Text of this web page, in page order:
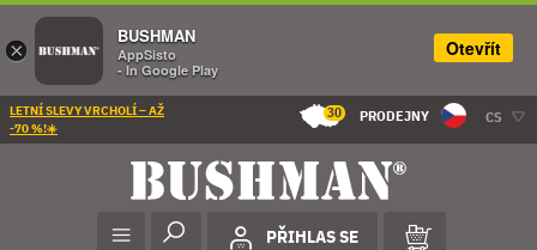
LETNÍ SLEVY VRCHOLÍ – AŽ
-70 %!☀️
30 PRODEJNY CS
PŘIHLAS SE
×
BUSHMAN
AppSisto
- In Google Play
Otevřít